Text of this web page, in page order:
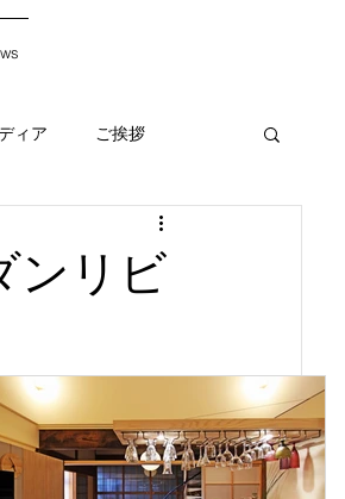
ィア ご挨拶
ンリビ
です。
ださい。